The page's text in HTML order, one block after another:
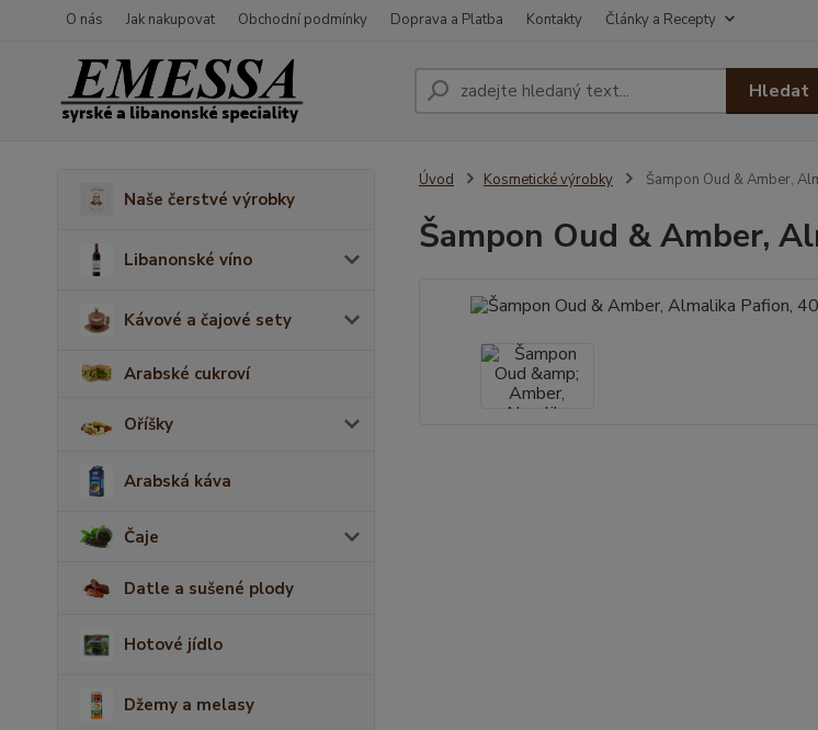
O nás Jak nakupovat Obchodní podmínky Doprava a Platba Kontakty Články a Recepty
Hledat
Naše čerstvé výrobky
Libanonské víno
Kávové a čajové sety
Arabské cukroví
Oříšky
Arabská káva
Čaje
Datle a sušené plody
Hotové jídlo
Džemy a melasy
Úvod Kosmetické výrobky Šampon Oud & Amber,
Šampon Oud & Amber,